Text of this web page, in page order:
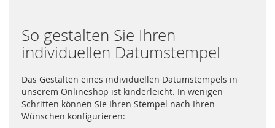
So gestalten Sie Ihren
individuellen Datumstempel
Das Gestalten eines individuellen Datumstempels in
unserem Onlineshop ist kinderleicht. In wenigen
Schritten können Sie Ihren Stempel nach Ihren
Wünschen konfigurieren: